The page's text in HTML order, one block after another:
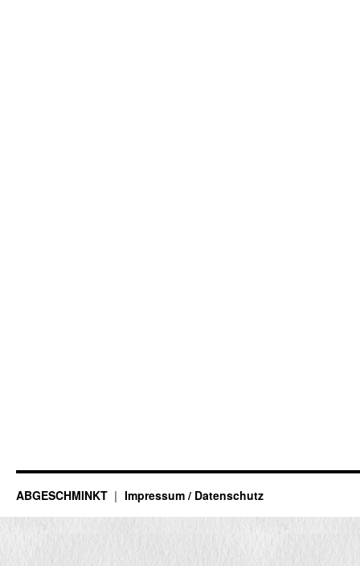
ABGESCHMINKT Impressum / Datenschutz